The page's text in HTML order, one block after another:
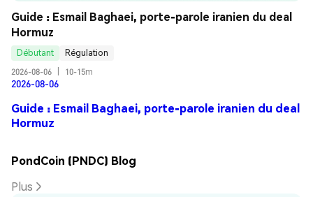
Guide : Esmail Baghaei, porte-parole iranien du deal
Hormuz
Débutant
Régulation
2026-08-06
10-15m
2026-08-06
Guide : Esmail Baghaei, porte-parole iranien du deal
Hormuz
PondCoin (PNDC) Blog
Plus